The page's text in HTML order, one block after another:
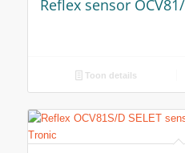
Reflex sensor
Toon details